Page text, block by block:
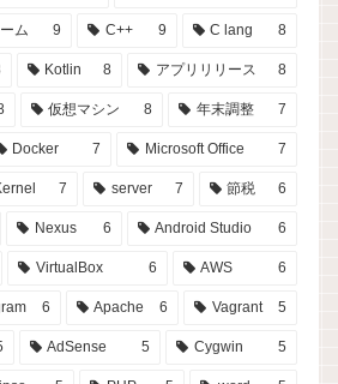
ム 9 C++ 9 C lang 8
Kotlin 8 アプリリリース 8
仮想マシン 8 年末調整 7
Docker 7 Microsoft Office 7
7 server 7 節税 6
Nexus 6 Android Studio 6
VirtualBox 6 AWS 6
6 Apache 6 Vagrant 5
AdSense 5 Cygwin 5